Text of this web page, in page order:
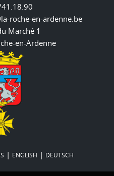
roche-en-ardenne.be
Marché 1
en-Ardenne
| ENGLISH | DEUTSCH